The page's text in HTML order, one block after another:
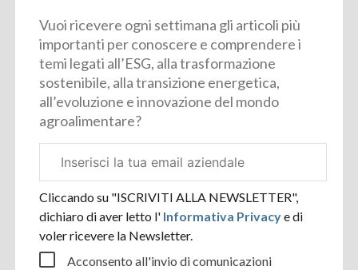
Vuoi ricevere ogni settimana gli articoli più
importanti per conoscere e comprendere i
temi legati all’ESG, alla trasformazione
sostenibile, alla transizione energetica,
all’evoluzione e innovazione del mondo
agroalimentare?
aziendale
Cliccando su "ISCRIVITI ALLA NEWSLETTER",
dichiaro di aver letto l' Informativa Privacye di
voler ricevere la Newsletter.
Acconsento all'invio di comunicazioni